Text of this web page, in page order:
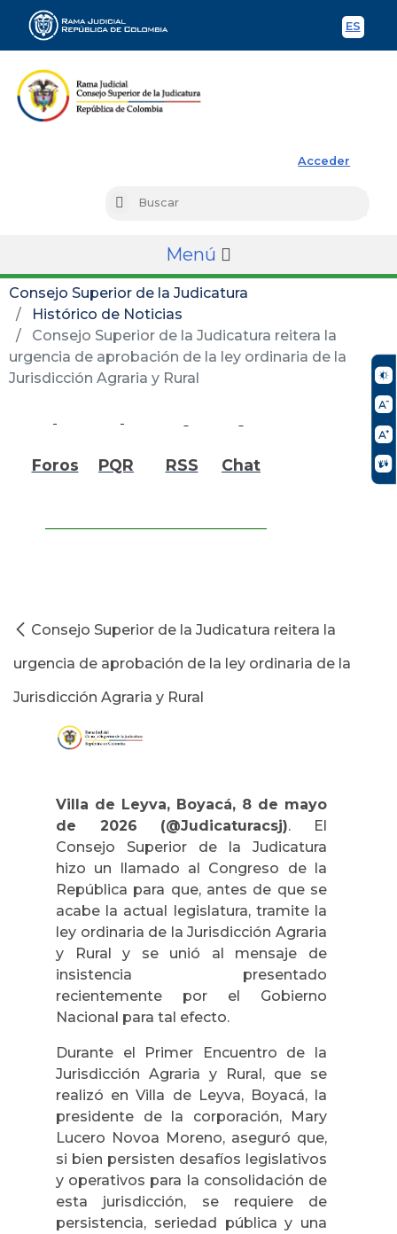
ES
Acceder
Buscar
Menú
Consejo Superior de la Judicatura
Histórico de Noticias
Consejo Superior de la Judicatura reitera la
urgencia de aprobación de la ley ordinaria de la
Jurisdicción Agraria y Rural
Foros PQR RSS Chat
Consejo Superior de la Judicatura reitera la
urgencia de aprobación de la ley ordinaria de la
Jurisdicción Agraria y Rural
Villa de Leyva, Boyacá, 8 de mayo
de 2026 (@Judicaturacsj). El
Consejo Superior de la Judicatura
hizo un llamado al Congreso de la
República para que, antes de que se
acabe la actual legislatura, tramite la
ley ordinaria de la Jurisdicción Agraria
y Rural y se unió al mensaje de
insistencia presentado
recientemente por el Gobierno
Nacional para tal efecto.
Durante el Primer Encuentro de la
Jurisdicción Agraria y Rural, que se
realizó en Villa de Leyva, Boyacá, la
presidente de la corporación, Mary
Lucero Novoa Moreno, aseguró que,
si bien persisten desafíos legislativos
y operativos para la consolidación de
esta jurisdicción, se requiere de
persistencia, seriedad pública y una